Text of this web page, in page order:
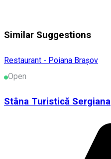
Similar Suggestions
Restaurant - Poiana Brașov
Open
Stâna Turistică Sergiana